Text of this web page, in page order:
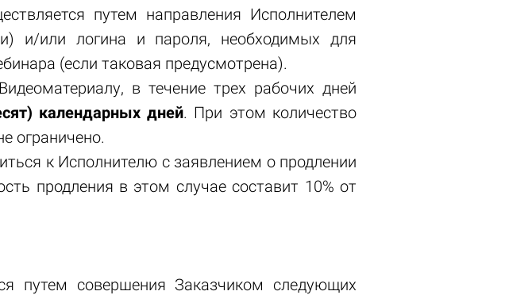
путем направления Исполнителем
и/или логина и пароля, необходимых для
(если таковая предусмотрена).
в течение трех рабочих дней
календарных дней. При этом количество
ограничено.
к Исполнителю с заявлением о продлении
продления в этом случае составит 10% от
путем совершения Заказчиком следующих